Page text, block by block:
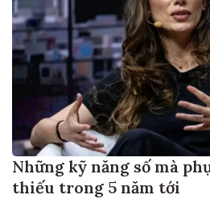
Những kỹ năng số mà
thiếu trong 5 năm tới